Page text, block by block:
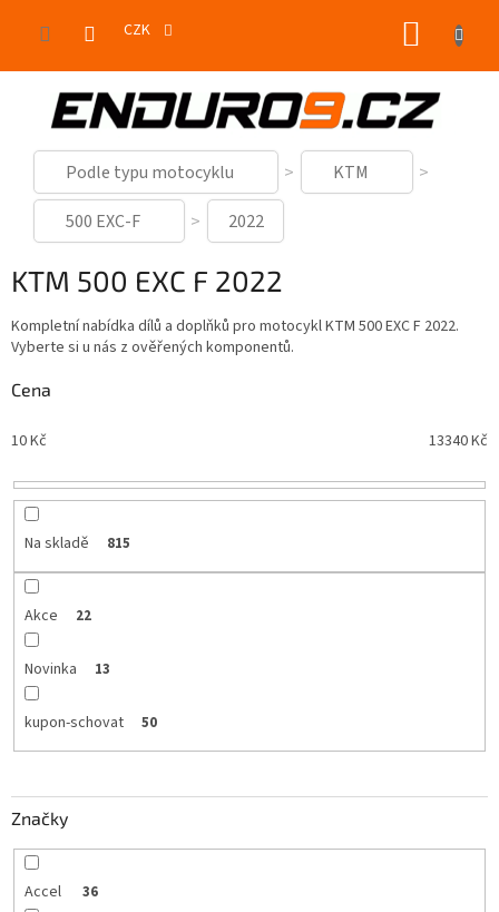
CZK
Podle typu motocyklu
KTM
500 EXC-F
2022
KTM 500 EXC F 2022
Kompletní nabídka dílů a doplňků pro motocykl KTM 500 EXC F 2022.
Vyberte si u nás z ověřených komponentů.
Cena
10Kč 13340Kč
Na skladě 815
Akce 22
Novinka 13
kupon-schovat 50
Značky
Accel 36